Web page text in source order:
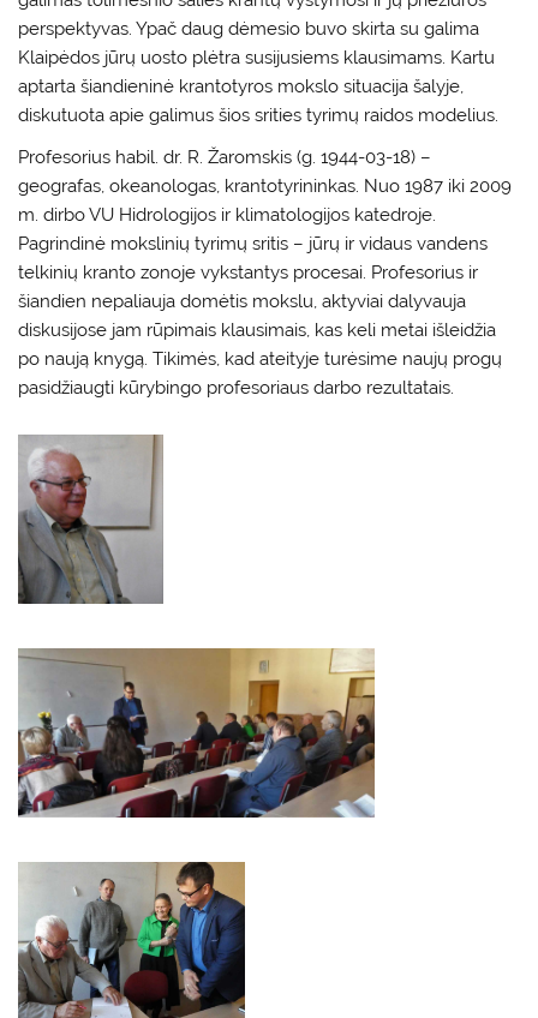
perspektyvas. Ypač daug dėmesio buvo skirta su galima
Klaipėdos jūrų uosto plėtra susijusiems klausimams. Kartu
aptarta šiandieninė krantotyros mokslo situacija šalyje,
diskutuota apie galimus šios srities tyrimų raidos modelius.
Profesorius habil. dr. R. Žaromskis (g. 1944-03-18) –
geografas, okeanologas, krantotyrininkas. Nuo 1987 iki 2009
m. dirbo VU Hidrologijos ir klimatologijos katedroje.
Pagrindinė mokslinių tyrimų sritis – jūrų ir vidaus vandens
telkinių kranto zonoje vykstantys procesai. Profesorius ir
šiandien nepaliauja domėtis mokslu, aktyviai dalyvauja
diskusijose jam rūpimais klausimais, kas keli metai išleidžia
po naują knygą. Tikimės, kad ateityje turėsime naujų progų
pasidžiaugti kūrybingo profesoriaus darbo rezultatais.